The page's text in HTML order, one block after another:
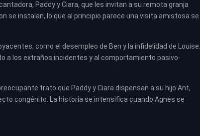
Paddy y Ciara, que les invitan a su remota granja
se instalan, lo que al principio parece una visita amistosa se
como el desempleo de Ben y la infidelidad de Louise.
a los extraños incidentes y al comportamiento pasivo-
trato que Paddy y Ciara dispensan a su hijo Ant,
congénito. La historia se intensifica cuando Agnes se